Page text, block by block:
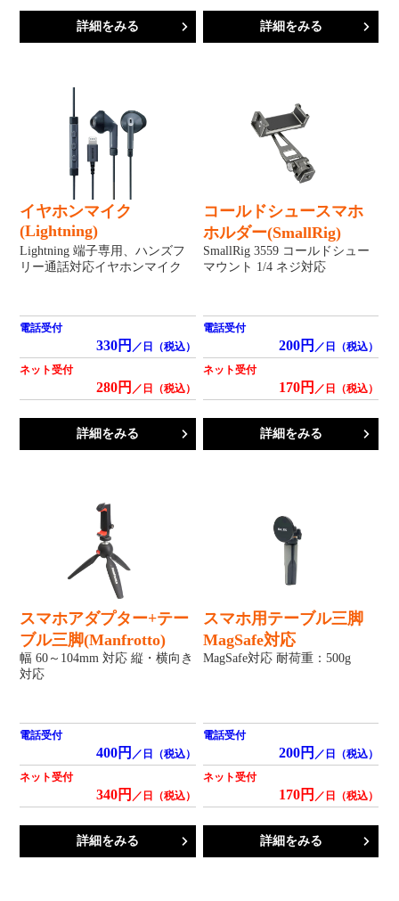
詳細をみる 詳細をみる
イヤホンマイク
(Lightning)
Lightning 端子専用、ハンズフ
リー通話対応イヤホンマイク
電話受付
330円 ／日（税込）
ネット受付
280円 ／日（税込）
詳細をみる
コールドシュースマホ
ホルダー(SmallRig)
SmallRig 3559 コールドシュー
マウント 1/4 ネジ対応
電話受付
200円 ／日（税込）
ネット受付
170円 ／日（税込）
詳細をみる
スマホアダプター+テー
ブル三脚(Manfrotto)
幅 60～104mm 対応 縦・横向き
対応
電話受付
400円 ／日（税込）
ネット受付
340円 ／日（税込）
詳細をみる
スマホ用テーブル三脚
MagSafe対応
MagSafe対応 耐荷重：500g
電話受付
200円 ／日（税込）
ネット受付
170円 ／日（税込）
詳細をみる